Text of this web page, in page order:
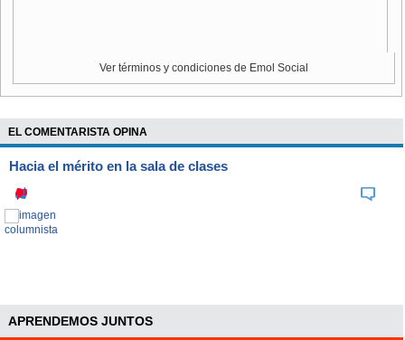
Ver términos y condiciones de Emol Social
EL COMENTARISTA OPINA
Hacia el mérito en la sala de clases
APRENDEMOS JUNTOS